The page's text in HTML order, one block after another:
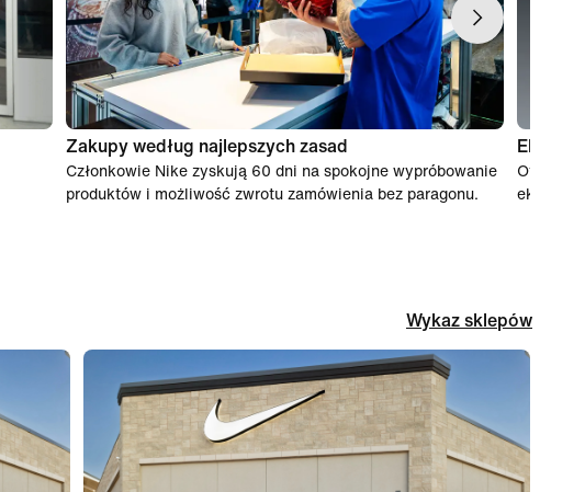
Zakupy według najlepszych zasad
Członkowie Nike zyskują 60 dni na spokojne wypróbowanie
produktów i możliwość zwrotu zamówienia bez paragonu.
Wykaz sklepów